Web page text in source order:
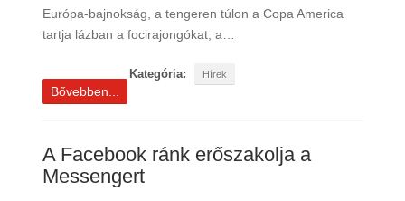
Európa-bajnokság, a tengeren túlon a Copa America
tartja lázban a focirajongókat, a…
Kategória: Hírek
Bővebben...
A Facebook ránk erőszakolja a
Messengert